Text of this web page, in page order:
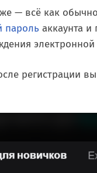
— всё как
пароль аккаунта
регистрации